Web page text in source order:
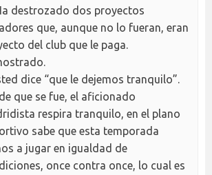
destrozado dos proyectos
que, aunque no lo fueran, eran
del club que le paga.
dice “que le dejemos tranquilo”.
que se fue, el aficionado
respira tranquilo, en el plano
sabe que esta temporada
a jugar en igualdad de
once contra once, lo cual es